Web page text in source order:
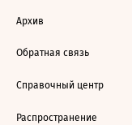
Архив
Обратная связь
Справочный центр
Распространение